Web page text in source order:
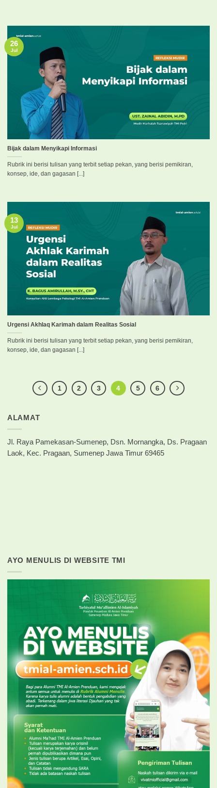
Bijak dalam Menyikapi Informasi
Rubrik ini berisi tulisan yang terbit setiap pekan, yang berisi pemikiran,
konsep, ide, dan gagasan [...]
26
Jul
Urgensi Akhlaq Karimah dalam Realitas Sosial
Rubrik ini berisi tulisan yang terbit setiap pekan, yang berisi pemikiran,
konsep, ide, dan gagasan [...]
13
Jul
1 2 3 4 5 6
ALAMAT
Jl. Raya Pamekasan-Sumenep, Dsn. Mornangka, Ds. Pragaan
Laok, Kec. Pragaan, Sumenep Jawa Timur 69465
AYO MENULIS DI WEBSITE TMI